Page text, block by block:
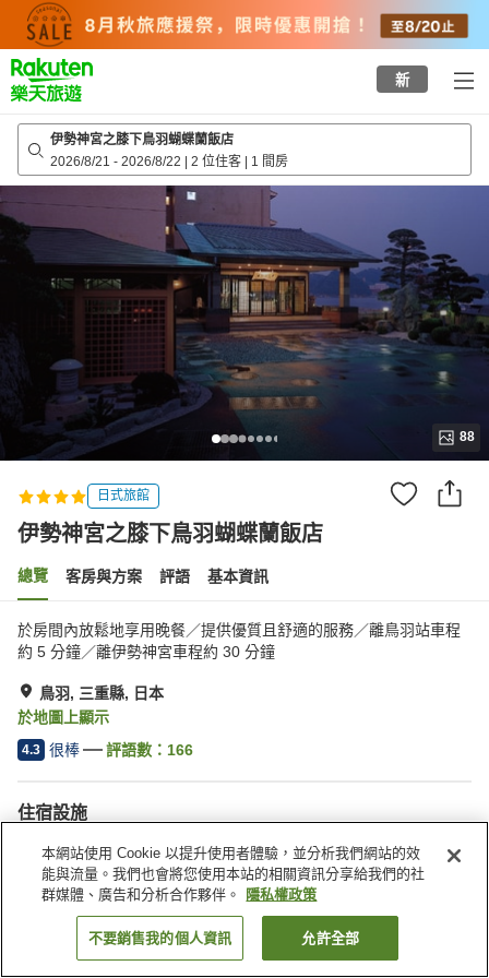
top
page
新
伊勢神宮之膝下鳥羽蝴蝶蘭飯店
2026/8/21 - 2026/8/22 | 2 位住客 | 1 間房
88
日式旅館
伊勢神宮之膝下鳥羽蝴蝶蘭飯店
總覽 客房與方案 評語 基本資訊
於房間內放鬆地享用晚餐／提供優質且舒適的服務／離鳥羽站車程
約 5 分鐘／離伊勢神宮車程約 30 分鐘
鳥羽, 三重縣, 日本
於地圖上顯示
4.3 很棒 評語數： 166
住宿設施
停車場
Spa／美容沙龍
餐廳
私人餐廳
找客房
本網站使用 Cookie 以提升使用者體驗，並分析我們網站的效
能與流量。我們也會將您使用本站的相關資訊分享給我們的社
群媒體、廣告和分析合作夥伴。
隱私權政策
不要銷售我的個人資訊 允許全部